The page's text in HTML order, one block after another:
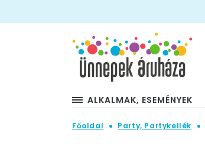
ALKALMAK, ESEMÉNYEK
Főoldal Party, Partykellék